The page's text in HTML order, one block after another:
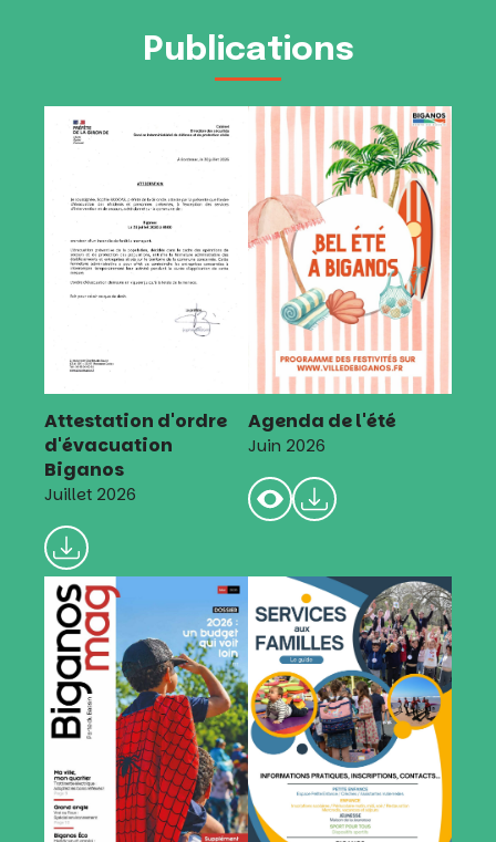
Publications
Attestation d'ordre
d'évacuation
Biganos
Juillet 2026
Agenda de l'été
Juin 2026